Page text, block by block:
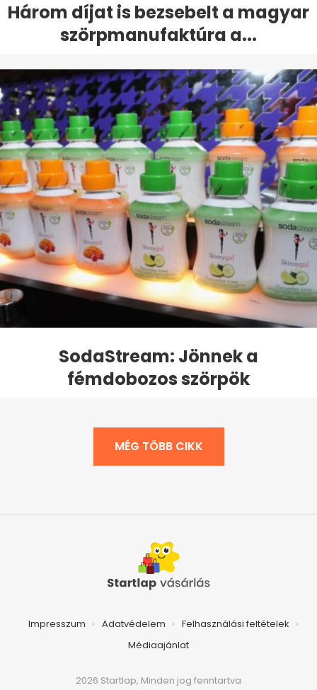
Három díjat is bezsebelt a magyar
szörpmanufaktúra a...
SodaStream: Jönnek a
fémdobozos szörpök
MÉG TÖBB CIKK
Impresszum Adatvédelem
Felhasználási feltételek
Médiaajánlat
2026 Startlap, Minden jog fenntartva